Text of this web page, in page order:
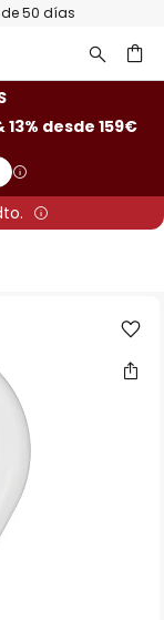
50 días
13% desde 159€